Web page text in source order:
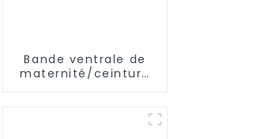
Bande ventrale de
maternité/ceinture